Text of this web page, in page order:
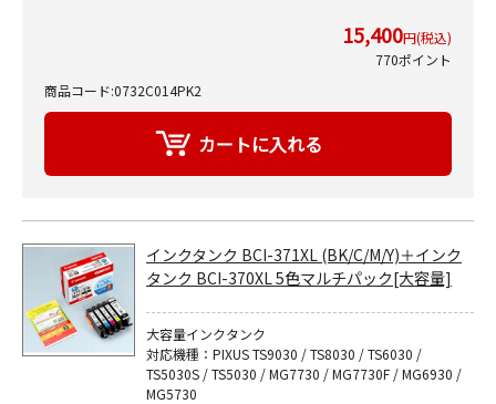
15,400円(税込)
770ポイント
商品コード:0732C014PK2
インクタンク BCI-371XL (BK/C/M/Y)＋インク
タンク BCI-370XL 5色マルチパック[大容量]
大容量インクタンク
対応機種：PIXUS TS9030 / TS8030 / TS6030 /
TS5030S / TS5030 / MG7730 / MG7730F / MG6930 /
MG5730